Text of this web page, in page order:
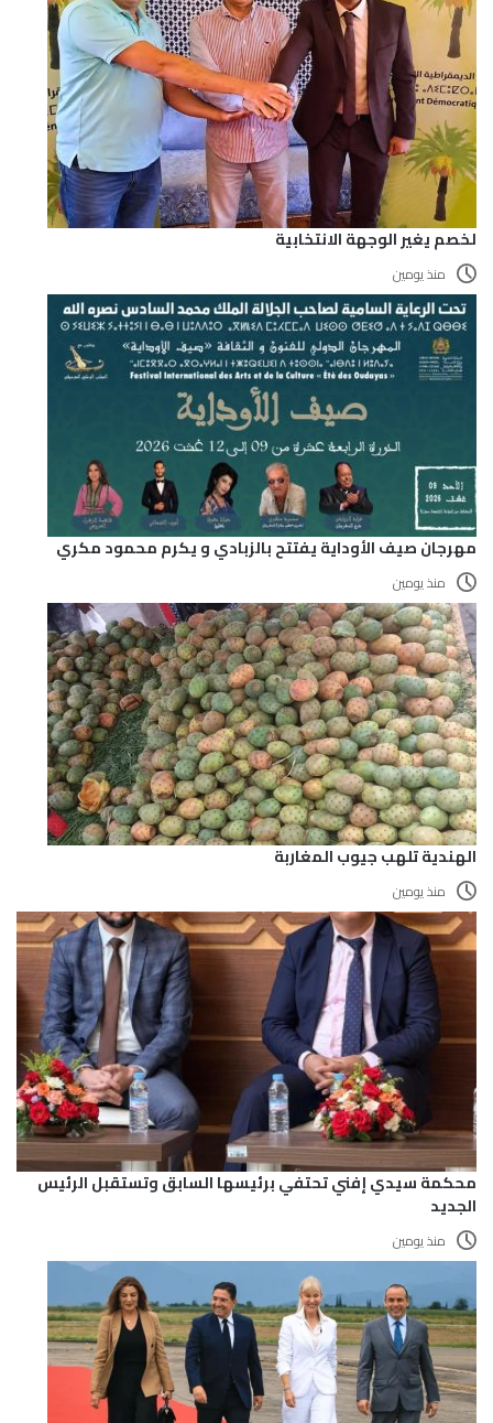
لخصم يغير الوجهة الانتخابية
منذ يومين
مهرجان صيف الأوداية يفتتح بالزبادي و يكرم محمود مكري
منذ يومين
الهندية تلهب جيوب المغاربة
منذ يومين
محكمة سيدي إفني تحتفي برئيسها السابق وتستقبل الرئيس
الجديد
منذ يومين